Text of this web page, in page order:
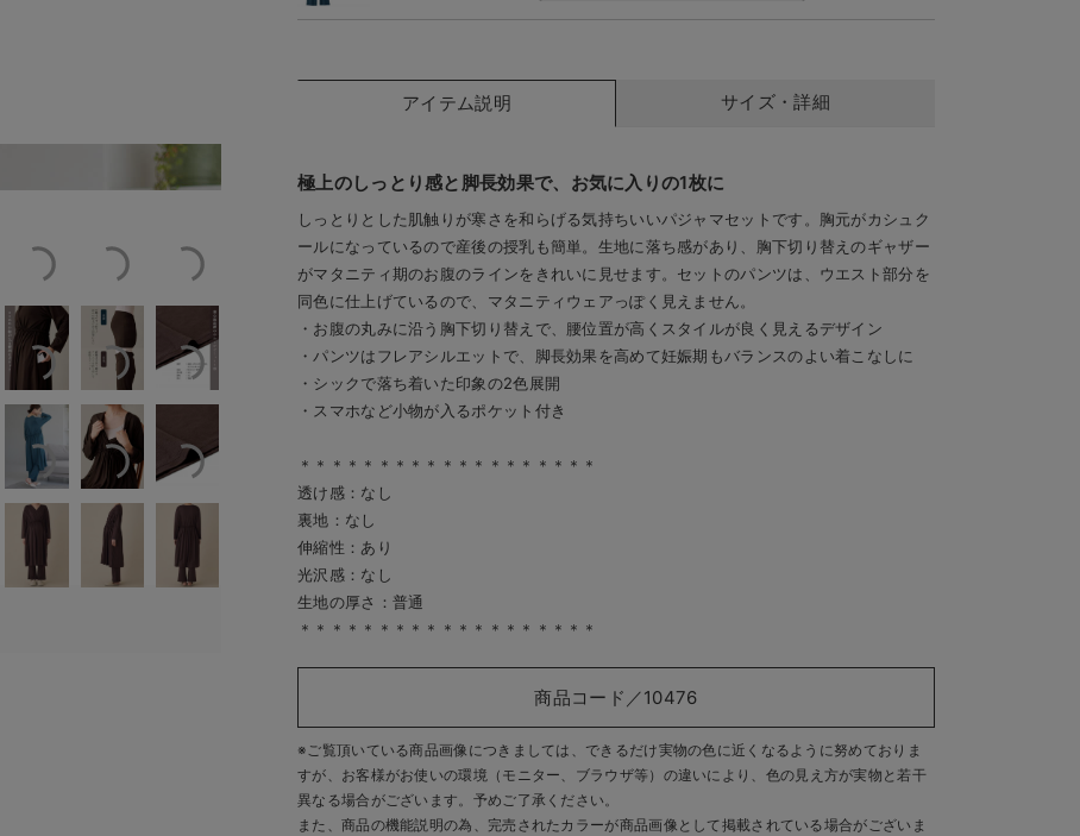
マ Color Variations
アイテム説明 サイズ・詳細
極上のしっとり感と脚長効果で、お気に入りの1枚に
しっとりとした肌触りが寒さを和らげる気持ちいいパジャマセットです。胸元がカシュク
ールになっているので産後の授乳も簡単。生地に落ち感があり、胸下切り替えのギャザー
がマタニティ期のお腹のラインをきれいに見せます。セットのパンツは、ウエスト部分を
同色に仕上げているので、マタニティウェアっぽく見えません。
・お腹の丸みに沿う胸下切り替えで、腰位置が高くスタイルが良く見えるデザイン
・パンツはフレアシルエットで、脚長効果を高めて妊娠期もバランスのよい着こなしに
・シックで落ち着いた印象の2色展開
・スマホなど小物が入るポケット付き
＊＊＊＊＊＊＊＊＊＊＊＊＊＊＊＊＊＊＊
透け感：なし
裏地：なし
伸縮性：あり
光沢感：なし
生地の厚さ：普通
＊＊＊＊＊＊＊＊＊＊＊＊＊＊＊＊＊＊＊
商品コード／10476
※ご覧頂いている商品画像につきましては、できるだけ実物の色に近くなるように努めておりま
すが、 お客様がお使いの環境（モニター、ブラウザ等）の違いにより、色の見え方が実物と若干
異なる場合がございます。予めご了承ください。
また、商品の機能説明の為、完売されたカラーが商品画像として掲載されている場合がございま